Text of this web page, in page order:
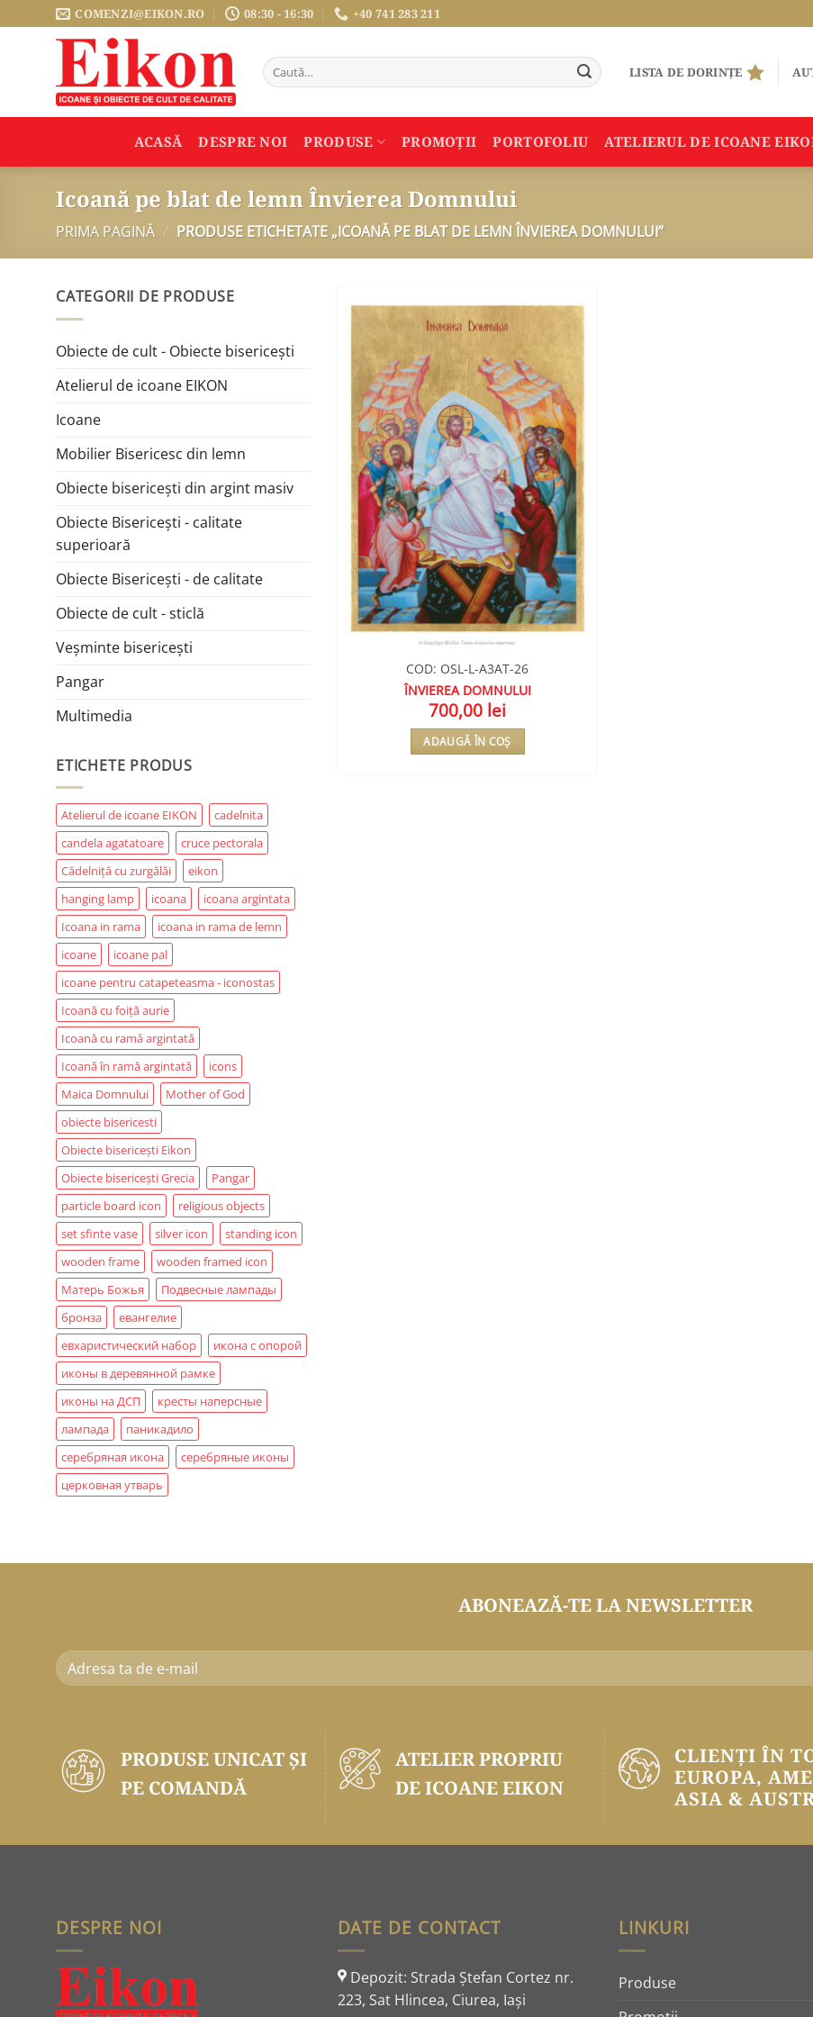
la
COMENZI@EIKON.RO 08:30 - 16:30 +40 741 283 211
Caută
după:
LISTA DE DORINȚE
ACASĂ DESPRE NOI PRODUSE PROMOŢII PORTOFOLIU ATELIERUL DE ICOANE
Icoană pe blat de lemn Învierea Domnului
PRIMA PAGINĂ / PRODUSE ETICHETATE „ICOANĂ PE BLAT DE LEMN ÎNVIEREA DOMNULUI”
CATEGORII DE PRODUSE
Obiecte de cult - Obiecte bisericești
Atelierul de icoane EIKON
Icoane
Mobilier Bisericesc din lemn
Obiecte bisericești din argint masiv
Obiecte Bisericești - calitate
superioară
Obiecte Bisericești - de calitate
Obiecte de cult - sticlă
Veșminte bisericești
Pangar
Multimedia
ETICHETE PRODUS
Atelierul de icoane EIKON
cadelnita
candela agatatoare
cruce pectorala
Cădelniță cu zurgălăi
eikon
hanging lamp
icoana
icoana argintata
Icoana in rama
icoana in rama de lemn
icoane
icoane pal
icoane pentru catapeteasma - iconostas
Icoană cu foiță aurie
Icoană cu ramă argintată
Icoană în ramă argintată
icons
Maica Domnului
Mother of God
obiecte bisericesti
Obiecte bisericești Eikon
Obiecte bisericești Grecia
Pangar
particle board icon
religious objects
set sfinte vase
silver icon
standing icon
wooden frame
wooden framed icon
Матерь Божья
Подвесные лампады
бронза
евангелие
евхаристический набор
икона с опорой
иконы в деревянной рамке
иконы на ДСП
кресты наперсные
лампада
паникадило
серебряная икона
серебряные иконы
церковная утварь
COD: OSL-L-A3AT-26
ÎNVIEREA DOMNULUI
700,00 lei
ADAUGĂ ÎN COȘ
ABONEAZĂ-TE LA NEWSLETTER
PRODUSE UNICAT ŞI
PE COMANDĂ
ATELIER PROPRIU
DE ICOANE EIKON
CLIENȚI ÎN
EUROPA,
ASIA &
DESPRE NOI DATE DE CONTACT
Depozit: Strada Ştefan Cortez nr.
223, Sat Hlincea, Ciurea, Iaşi
LINKURI
Produse